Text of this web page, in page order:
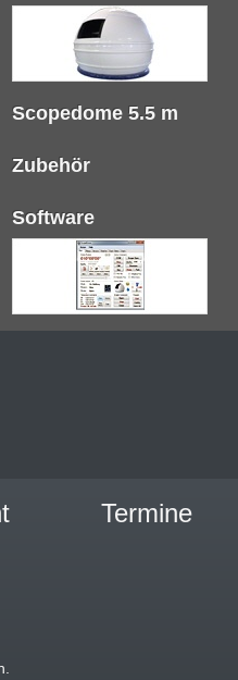
Scopedome 5.5 m
Zubehör
Software
Termine